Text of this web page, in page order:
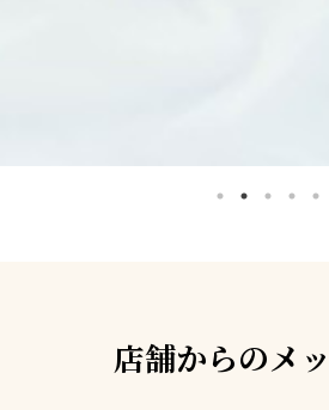
店舗からのメ